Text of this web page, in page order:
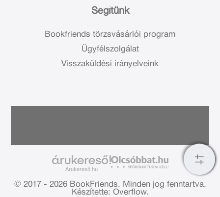
Segítünk
Bookfriends törzsvásárlói program
Ügyfélszolgálat
Visszaküldési irányelveink
Árukereső.hu
© 2017 - 2026 BookFriends. Minden jog fenntartva.
Készítette: Overflow.